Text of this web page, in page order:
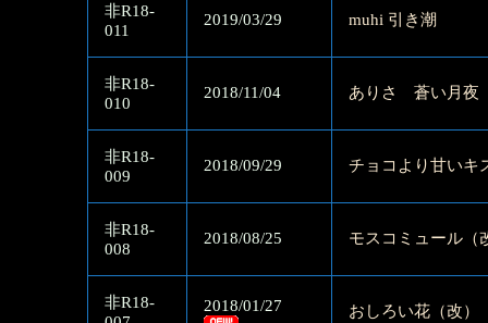
非R18-
011
2019/03/29 muhi 引き潮
非R18-
010
2018/11/04 ありさ 蒼い月夜
非R18-
009
2018/09/29 チョコより甘いキ
非R18-
008
2018/08/25 モスコミュール（
非R18-
2018/01/27 おしろい花（改）